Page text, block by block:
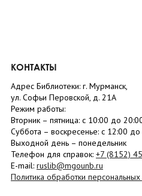
КОНТАКТЫ
Адрес Библиотеки: г. Мурманск,
ул. Софьи Перовской, д. 21А
Режим работы:
Вторник – пятница: с 10:00 до
Суббота – воскресенье: c 12:00
Выходной день – понедельник
Телефон для справок: +7 (8152)
E-mail: ruslib@mgounb.ru
Политика обработки